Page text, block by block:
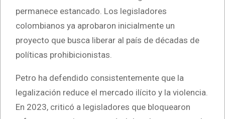
permanece estancado. Los legisladores
colombianos ya aprobaron inicialmente un
proyecto que busca liberar al país de décadas de
políticas prohibicionistas.
Petro ha defendido consistentemente que la
legalización reduce el mercado ilícito y la violencia.
En 2023, criticó a legisladores que bloquearon